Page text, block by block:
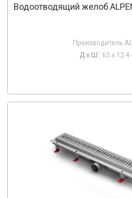
Водоотводящий желоб
Производитель
Д х Ш : 65 x 12.4